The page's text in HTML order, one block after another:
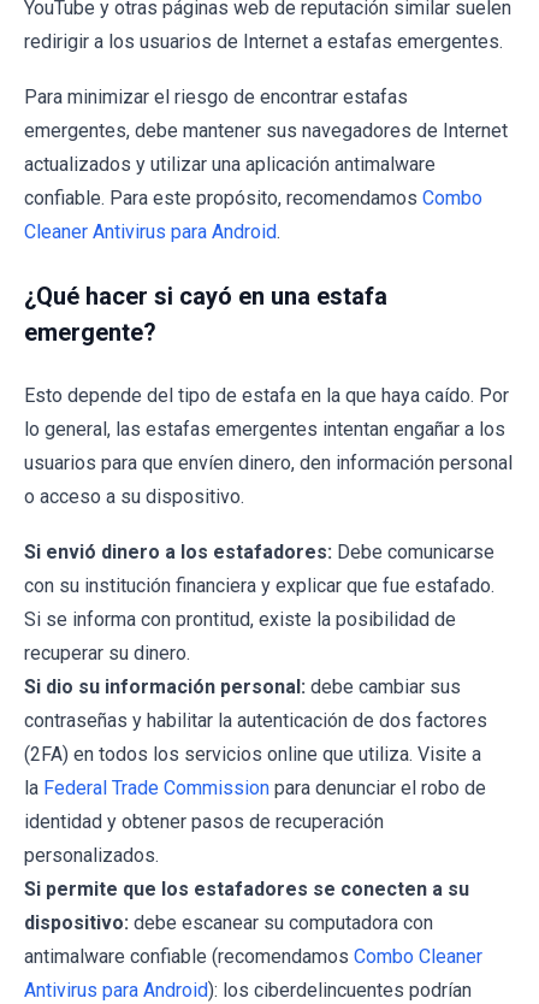
YouTube y otras páginas web de reputación similar suelen
redirigir a los usuarios de Internet a estafas emergentes.
Para minimizar el riesgo de encontrar estafas
emergentes, debe mantener sus navegadores de Internet
actualizados y utilizar una aplicación antimalware
confiable. Para este propósito, recomendamos Combo
Cleaner Antivirus para Android.
¿Qué hacer si cayó en una estafa
emergente?
Esto depende del tipo de estafa en la que haya caído. Por
lo general, las estafas emergentes intentan engañar a los
usuarios para que envíen dinero, den información personal
o acceso a su dispositivo.
Si envió dinero a los estafadores: Debe comunicarse
con su institución financiera y explicar que fue estafado.
Si se informa con prontitud, existe la posibilidad de
recuperar su dinero.
Si dio su información personal: debe cambiar sus
contraseñas y habilitar la autenticación de dos factores
(2FA) en todos los servicios online que utiliza. Visite a
la Federal Trade Commission para denunciar el robo de
identidad y obtener pasos de recuperación
personalizados.
Si permite que los estafadores se conecten a su
dispositivo: debe escanear su computadora con
antimalware confiable (recomendamos Combo Cleaner
Antivirus para Android): los ciberdelincuentes podrían